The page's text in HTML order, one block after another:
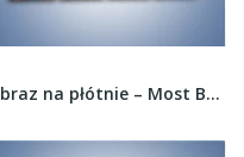
Obraz na płótnie – Most Brookliński w jasnych...